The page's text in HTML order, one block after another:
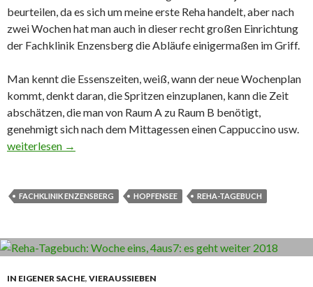
beurteilen, da es sich um meine erste Reha handelt, aber nach
zwei Wochen hat man auch in dieser recht großen Einrichtung
der Fachklinik Enzensberg die Abläufe einigermaßen im Griff.
Man kennt die Essenszeiten, weiß, wann der neue Wochenplan
kommt, denkt daran, die Spritzen einzuplanen, kann die Zeit
abschätzen, die man von Raum A zu Raum B benötigt,
genehmigt sich nach dem Mittagessen einen Cappuccino usw.
Rehatagebuch Woche zwei, Routine tritt ein
weiterlesen →
FACHKLINIK ENZENSBERG HOPFENSEE REHA-TAGEBUCH
IN EIGENER SACHE, VIERAUSSIEBEN